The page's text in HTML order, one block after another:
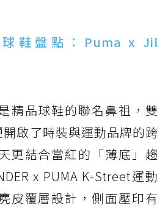
鞋盤點：Puma x Jil
精品球鞋的聯名鼻祖，雙
啟了時裝與運動品牌的跨
更結合當紅的「薄底」趨
x PUMA K-Street運動
皮覆層設計，側面壓印有